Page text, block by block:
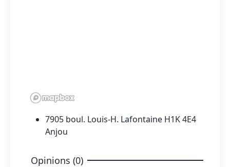
7905 boul. Louis-H. Lafontaine H1K 4E4
Anjou
Opinions (0)